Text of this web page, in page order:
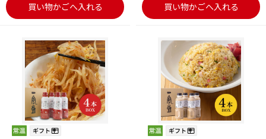
買い物かごへ入れる 買い物かごへ入れる